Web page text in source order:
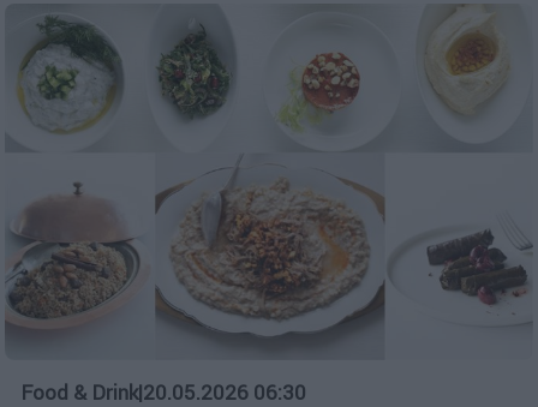
Food & Drink|20.05.2026 06:30